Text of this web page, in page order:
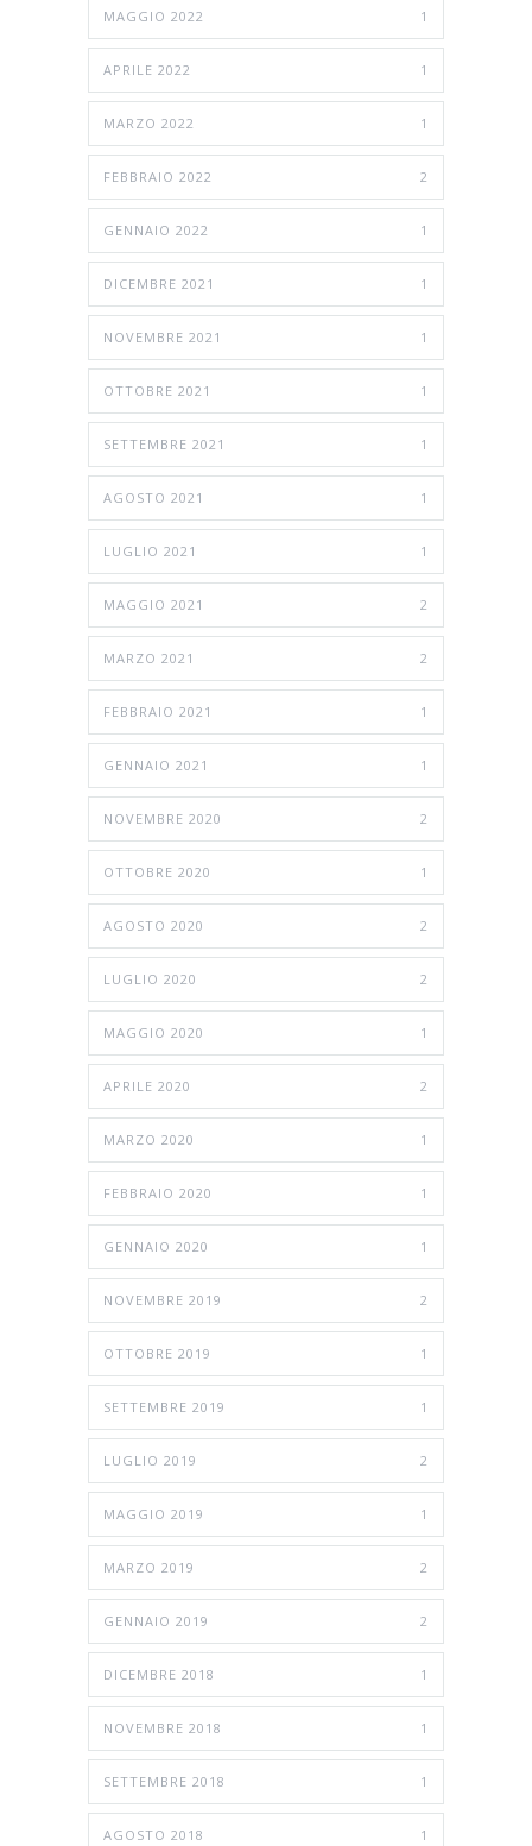
MAGGIO 2022 1
APRILE 2022 1
MARZO 2022 1
FEBBRAIO 2022 2
GENNAIO 2022 1
DICEMBRE 2021 1
NOVEMBRE 2021 1
OTTOBRE 2021 1
SETTEMBRE 2021 1
AGOSTO 2021 1
LUGLIO 2021 1
MAGGIO 2021 2
MARZO 2021 2
FEBBRAIO 2021 1
GENNAIO 2021 1
NOVEMBRE 2020 2
OTTOBRE 2020 1
AGOSTO 2020 2
LUGLIO 2020 2
MAGGIO 2020 1
APRILE 2020 2
MARZO 2020 1
FEBBRAIO 2020 1
GENNAIO 2020 1
NOVEMBRE 2019 2
OTTOBRE 2019 1
SETTEMBRE 2019 1
LUGLIO 2019 2
MAGGIO 2019 1
MARZO 2019 2
GENNAIO 2019 2
DICEMBRE 2018 1
NOVEMBRE 2018 1
SETTEMBRE 2018 1
AGOSTO 2018 1